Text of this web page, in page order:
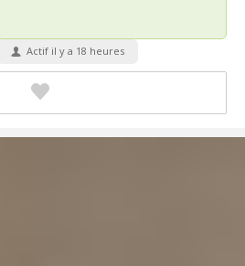
Actif il y a 18 heures